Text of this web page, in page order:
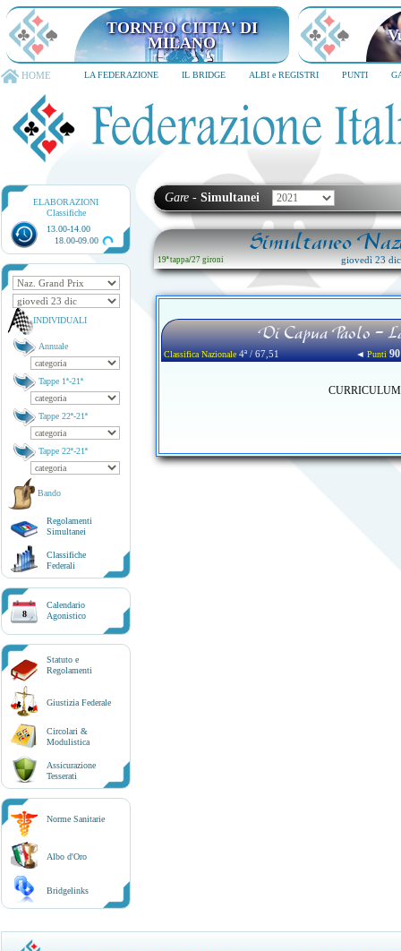
TORNEO CITTA' DI
MILANO
HOME LA FEDERAZIONE IL BRIDGE ALBI e REGISTRI PUNTI
ELABORAZIONI
Classifiche
13.00-14.00
18.00-09.00
INDIVIDUALI
Annuale
Tappe 1ª-21ª
Tappe 22ª-21ª
Tappe 22ª-21ª
Bando
Regolamenti
Simultanei
Classifiche
Federali
8
Calendario
Agonistico
Statuto e
Regolamenti
Giustizia Federale
Circolari &
Modulistica
Assicurazione
Tesserati
Norme Sanitarie
Albo d'Oro
Bridgelinks
Gare - Simultanei
Simultaneo
19ª tappa/27 gironi giovedì 23
Di Capua Paolo -
Classifica Nazionale4ª / 67,51 ◄Punti 90
CURRICULUM